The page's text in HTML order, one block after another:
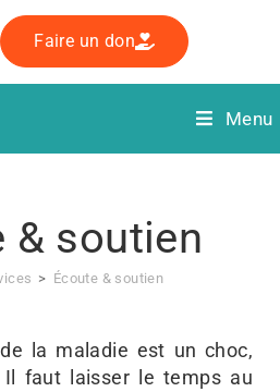
d’outils
Faire un don
Menu
& soutien
> Écoute & soutien
la maladie est un choc,
Il faut laisser le temps au